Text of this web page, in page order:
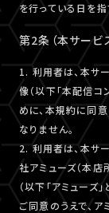
を行っている日を指
第2条（本サービ
1. 利用者は、本サ
像（以下「本配信コ
めに、本規約に同
なりません。
2. 利用者は、本サ
社アミューズ（本
（以下「アミューズ
ご同意のうえで、ア